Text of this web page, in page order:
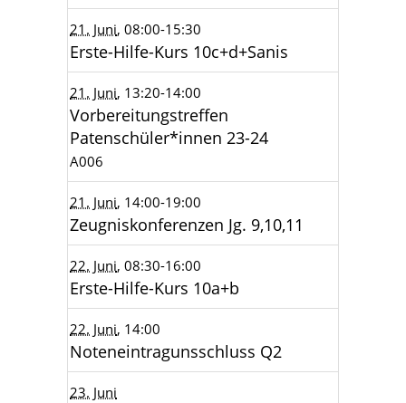
21. Juni, 08:00-15:30
Erste-Hilfe-Kurs 10c+d+Sanis
21. Juni, 13:20-14:00
Vorbereitungstreffen
Patenschüler*innen 23-24
A006
21. Juni, 14:00-19:00
Zeugniskonferenzen Jg. 9,10,11
22. Juni, 08:30-16:00
Erste-Hilfe-Kurs 10a+b
22. Juni, 14:00
Noteneintragunsschluss Q2
23. Juni